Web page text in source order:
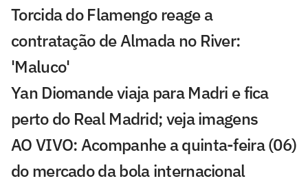
Torcida do Flamengo reage a
contratação de Almada no River:
'Maluco'
Yan Diomande viaja para Madri e fica
perto do Real Madrid; veja imagens
AO VIVO: Acompanhe a quinta-feira (06)
do mercado da bola internacional